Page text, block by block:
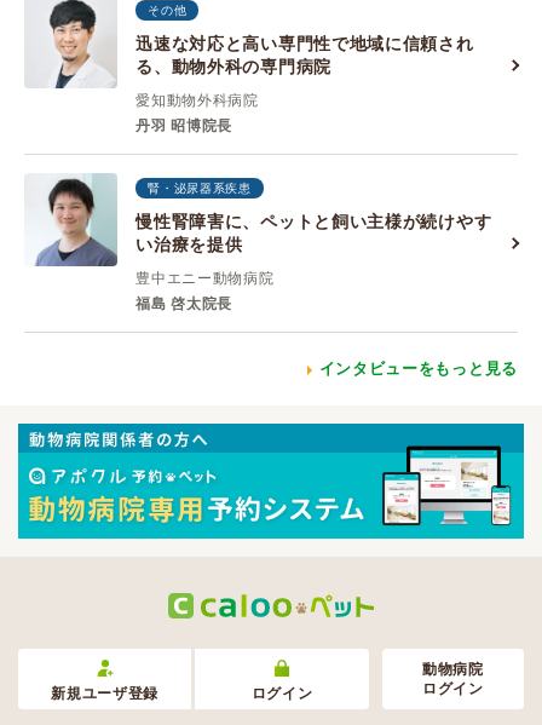
その他
迅速な対応と高い専門性で地域に信頼され
る、動物外科の専門病院
愛知動物外科病院
丹羽 昭博院長
腎・泌尿器系疾患
慢性腎障害に、ペットと飼い主様が続けやす
い治療を提供
豊中エニー動物病院
福島 啓太院長
インタビューをもっと見る
新規ユーザ登録 ログイン
動物病院
ログイン